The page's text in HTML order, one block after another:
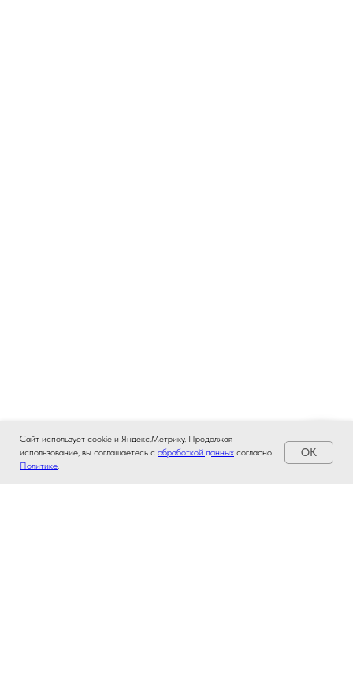
Сайт использует cookie и Яндекс.Метрику. Продолжая
использование, вы соглашаетесь с обработкой данных согласно
Политике.
OK